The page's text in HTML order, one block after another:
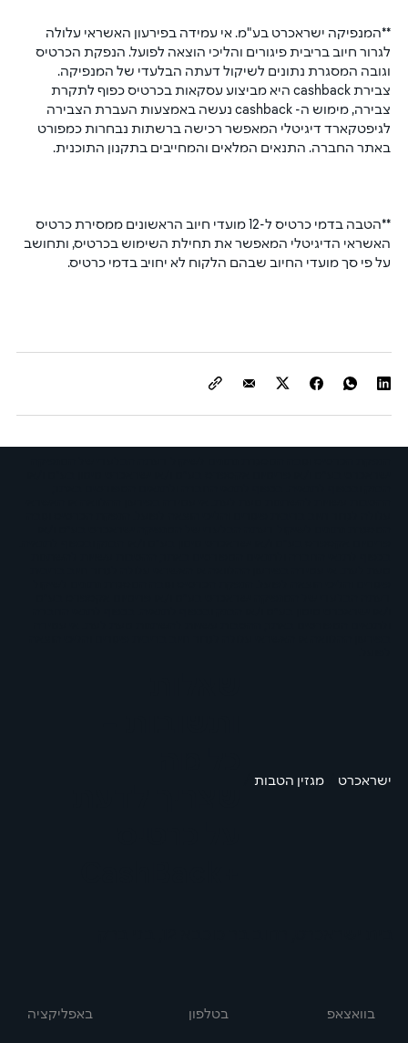
ישראכרט /מגזין הטבות
**המנפיקה ישראכרט בע"מ. אי עמידה בפירעון האשראי עלולה
לגרור חיוב בריבית פיגורים והליכי הוצאה לפועל. הנפקת הכרטיס
וגובה המסגרת נתונים לשיקול דעתה הבלעדי של המנפיקה.
צבירת cashback היא מביצוע עסקאות בכרטיס כפוף לתקרת
צבירה, מימוש ה- cashback נעשה באמצעות העברת הצבירה
לגיפטקארד דיגיטלי המאפשר רכישה ברשתות נבחרות כמפורט
באתר החברה. התנאים המלאים והמחייבים בתקנון התוכנית.
**הטבה בדמי כרטיס ל-12 מועדי חיוב הראשונים ממסירת כרטיס
האשראי הדיגיטלי המאפשר את תחילת השימוש בכרטיס, ותחושב
על פי סך מועדי החיוב שבהם הלקוח לא יחויב בדמי כרטיס.
בוואצאפ בטלפון באפליקציה